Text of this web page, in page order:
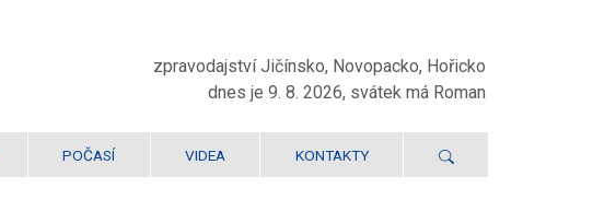
zpravodajství Jičínsko, Novopacko, Hořicko
dnes je 9. 8. 2026, svátek má Roman
POČASÍ VIDEA KONTAKTY